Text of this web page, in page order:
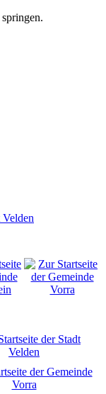
springen.